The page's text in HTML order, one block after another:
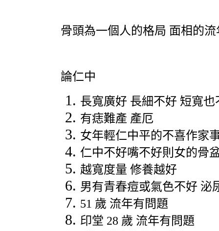
骨頭為一個人的格局 面相的流
論仁中
長寬廣好 長細不好 短寬也
有痣難產 產厄
女年輕仁中平的不喜作家
仁中不好嘴不好則女的骨
越寬度量 修養越好
男有青春痘或氣色不好 泌
51 歲 流年有問題
印堂 28 歲 流年有問題